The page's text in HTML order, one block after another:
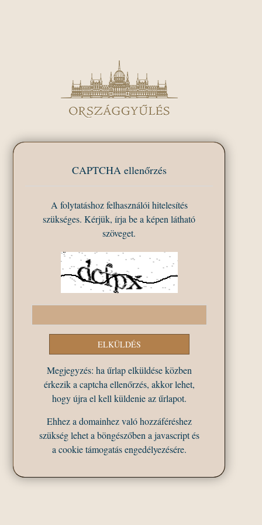
CAPTCHA ellenőrzés
A folytatáshoz felhasználói hitelesítés
szükséges. Kérjük, írja be a képen látható
szöveget.
Megjegyzés: ha űrlap elküldése közben
érkezik a captcha ellenőrzés, akkor lehet,
hogy újra el kell küldenie az űrlapot.
Ehhez a domainhez való hozzáféréshez
szükség lehet a böngészőben a javascript és
a cookie támogatás engedélyezésére.